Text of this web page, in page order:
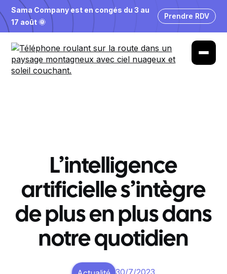
Sama Company est en congés du 3 au
17 août 🌞
Prendre RDV
L’intelligence
artificielle s’intègre
de plus en plus dans
notre quotidien
30/7/2023